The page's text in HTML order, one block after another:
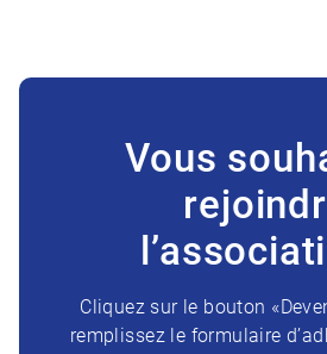
Vous
Cliquez sur le bouton
remplissez le formulaire